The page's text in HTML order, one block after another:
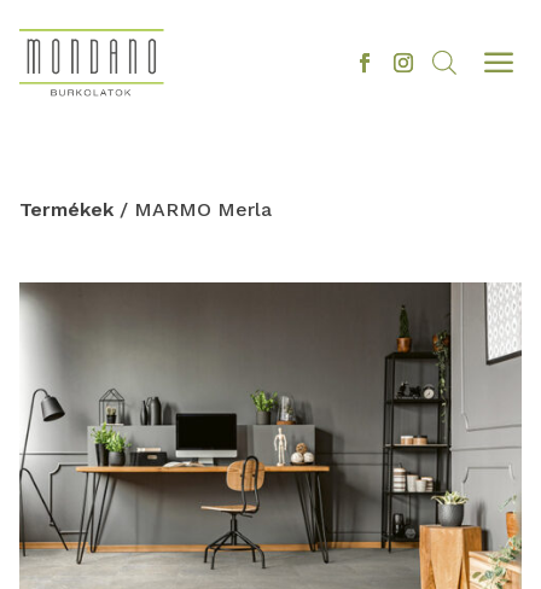
a
Termékek / MARMO Merla